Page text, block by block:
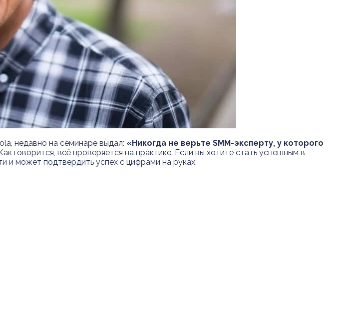
недавно на семинаре выдал: «Никогда не верьте SMM-эксперту, у которого
говорится, всё проверяется на практике. Если вы хотите стать успешным в
и может подтвердить успех с цифрами на руках.